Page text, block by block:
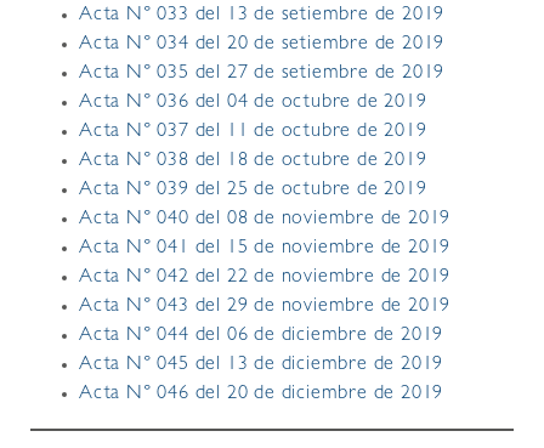
Acta N° 033 del 13 de setiembre de 2019
Acta N° 034 del 20 de setiembre de 2019
Acta N° 035 del 27 de setiembre de 2019
Acta N° 036 del 04 de octubre de 2019
Acta N° 037 del 11 de octubre de 2019
Acta N° 038 del 18 de octubre de 2019
Acta N° 039 del 25 de octubre de 2019
Acta N° 040 del 08 de noviembre de 2019
Acta N° 041 del 15 de noviembre de 2019
Acta N° 042 del 22 de noviembre de 2019
Acta N° 043 del 29 de noviembre de 2019
Acta N° 044 del 06 de diciembre de 2019
Acta N° 045 del 13 de diciembre de 2019
Acta N° 046 del 20 de diciembre de 2019